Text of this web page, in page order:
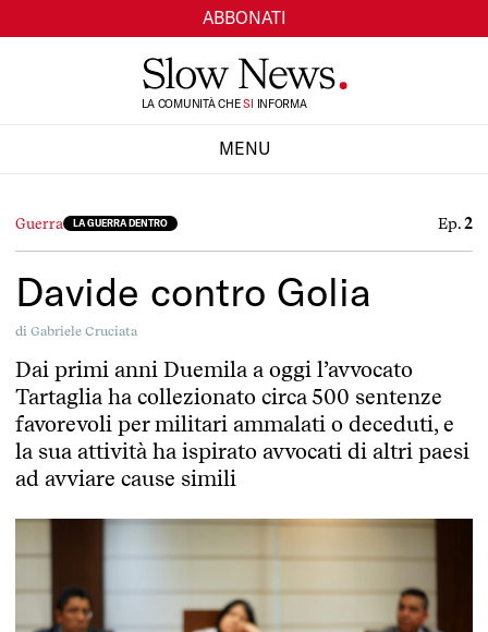
ABBONATI
LA COMUNITÀ CHETI
SI
INFORMA
MENU
Guerra LA GUERRA DENTRO Ep.2
Davide contro Golia
di Gabriele Cruciata
Dai primi anni Duemila a oggi l’avvocato
Tartaglia ha collezionato circa 500 sentenze
favorevoli per militari ammalati o deceduti, e
la sua attività ha ispirato avvocati di altri paesi
ad avviare cause simili